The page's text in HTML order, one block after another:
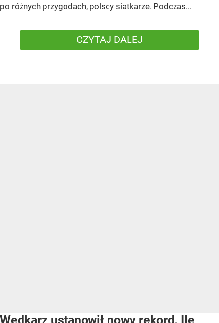
po różnych przygodach, polscy siatkarze. Podczas...
CZYTAJ DALEJ
Wędkarz ustanowił nowy rekord. Ile